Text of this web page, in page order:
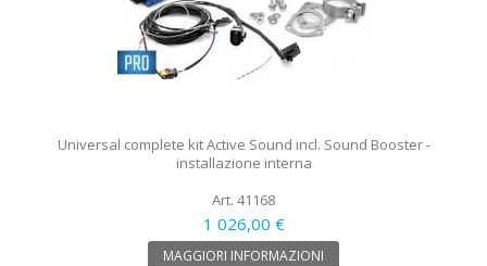
Universal complete kit Active Sound incl. Sound Booster -
installazione interna
Art. 41168
1 026,00 €
MAGGIORI INFORMAZIONI